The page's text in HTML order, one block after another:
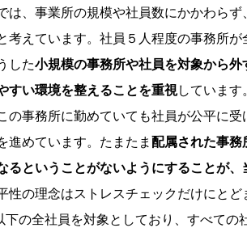
は、事業所の規模や社員数にかかわらず
考えています。社員５人程度の事務所
した小規模の事務所や社員を対象から
すい環境を整えることを重視しています
の事務所に勤めていても社員が公平に
進めています。たまたま 配属された事務
るということがないようにすることが
性の理念はストレスチェックだけにと
の全社員を対象としており、すべての